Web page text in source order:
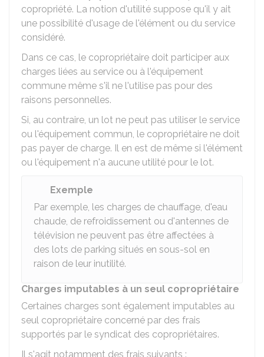
copropriété. La notion d'utilité suppose qu'il y ait
une possibilité d'usage de l'élément ou du service
considéré.
Dans ce cas, le copropriétaire doit participer aux
charges liées au service ou à l'équipement
commune même s'il ne l'utilise pas pour des
raisons personnelles.
Si, au contraire, un lot ne peut pas utiliser le service
ou l'équipement commun, le copropriétaire ne doit
pas payer de charge. Il en est de même si l'élément
ou l'équipement n'a aucune utilité pour le lot.
Exemple
Par exemple, les charges de chauffage, d'eau
chaude, de refroidissement ou d'antennes de
télévision ne peuvent pas être affectées à
des lots de parking situés en sous-sol en
raison de leur inutilité.
Charges imputables à un seul copropriétaire
Certaines charges sont également imputables au
seul copropriétaire concerné par des frais
supportés par le syndicat des copropriétaires.
Il s'agit notamment des frais suivants :